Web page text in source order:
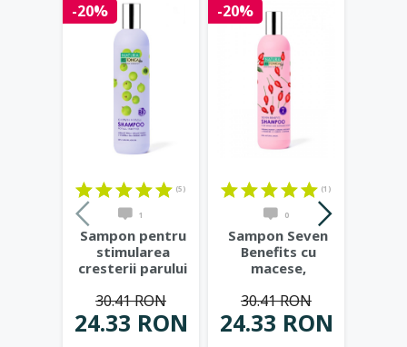
-20%
(5)
1
Sampon pentru
stimularea
cresterii parului
Miracle,...
24.33 RON
30.41 RON
-20%
(1)
0
Sampon Seven
Benefits cu
macese,
cafeina, 400ml
24.33 RON
30.41 RON